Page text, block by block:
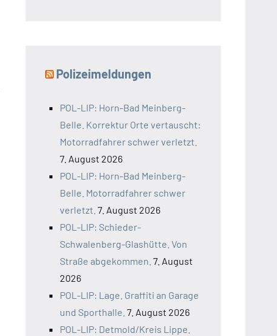
Polizeimeldungen
POL-LIP: Horn-Bad Meinberg-
Belle. Korrektur Orte vertauscht:
Motorradfahrer schwer verletzt.
7. August 2026
POL-LIP: Horn-Bad Meinberg-
Belle. Motorradfahrer schwer
verletzt. 7. August 2026
POL-LIP: Schieder-
Schwalenberg-Glashütte. Von
Straße abgekommen. 7. August
2026
POL-LIP: Lage. Graffiti an Garage
und Sporthalle. 7. August 2026
POL-LIP: Detmold/Kreis Lippe.